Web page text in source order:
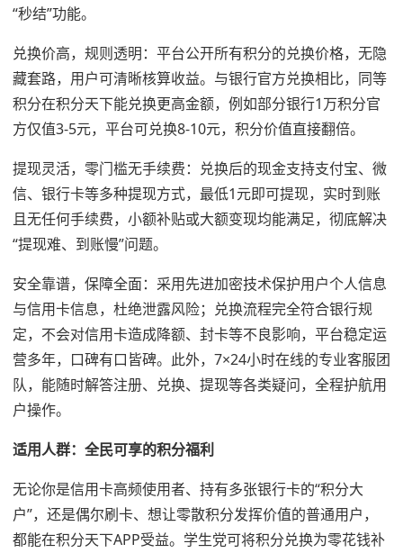
“秒结”功能。
兑换价高，规则透明：平台公开所有积分的兑换价格，无隐
藏套路，用户可清晰核算收益。与银行官方兑换相比，同等
积分在积分天下能兑换更高金额，例如部分银行1万积分官
方仅值3-5元，平台可兑换8-10元，积分价值直接翻倍。
提现灵活，零门槛无手续费：兑换后的现金支持支付宝、微
信、银行卡等多种提现方式，最低1元即可提现，实时到账
且无任何手续费，小额补贴或大额变现均能满足，彻底解决
“提现难、到账慢”问题。
安全靠谱，保障全面：采用先进加密技术保护用户个人信息
与信用卡信息，杜绝泄露风险；兑换流程完全符合银行规
定，不会对信用卡造成降额、封卡等不良影响，平台稳定运
营多年，口碑有口皆碑。此外，7×24小时在线的专业客服团
队，能随时解答注册、兑换、提现等各类疑问，全程护航用
户操作。
适用人群：全民可享的积分福利
无论你是信用卡高频使用者、持有多张银行卡的“积分大
户”，还是偶尔刷卡、想让零散积分发挥价值的普通用户，
都能在积分天下APP受益。学生党可将积分兑换为零花钱补